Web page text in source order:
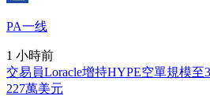
PA一线
1 小時前
交易員Loracle增持HYPE空單規模至
227萬美元